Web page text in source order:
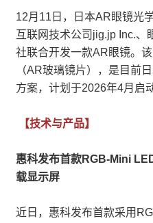
12月11日，日本AR眼镜光
互联网技术公司jig.jp Inc.、
社联合开发一款AR眼镜。
（AR玻璃镜片），是目前
方案，计划于2026年4月启
【技术与产品】
惠科发布首款RGB-Mini
载显示屏
近日，惠科发布首款采用